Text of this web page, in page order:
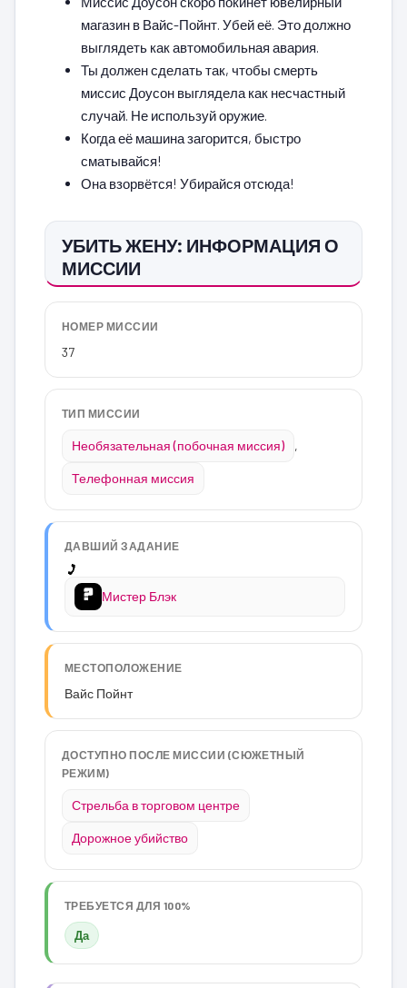
магазин в Вайс-Пойнт. Убей её. Это должно
выглядеть как автомобильная авария.
Ты должен сделать так, чтобы смерть
миссис Доусон выглядела как несчастный
случай. Не используй оружие.
Когда её машина загорится, быстро
сматывайся!
Она взорвётся! Убирайся отсюда!
УБИТЬ ЖЕНУ: ИНФОРМАЦИЯ О
МИССИИ
НОМЕР МИССИИ
37
ТИП МИССИИ
Необязательная (побочная миссия) ,
Телефонная миссия
ДАВШИЙ ЗАДАНИЕ
Мистер Блэк
МЕСТОПОЛОЖЕНИЕ
Вайс Пойнт
ДОСТУПНО ПОСЛЕ МИССИИ (СЮЖЕТНЫЙ
РЕЖИМ)
Стрельба в торговом центре
Дорожное убийство
ТРЕБУЕТСЯ ДЛЯ 100%
Да